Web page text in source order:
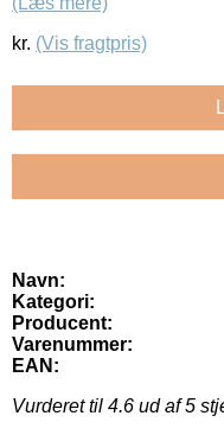
kr. (Vis fragtpris)
Navn:
Kategori:
Producent:
Varenummer:
EAN:
Vurderet til 4.6 ud af 5